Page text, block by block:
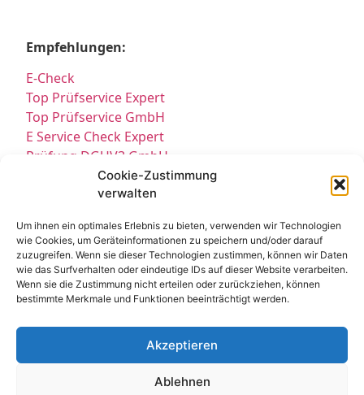
Cookie-Zustimmung
verwalten
Um ihnen ein optimales Erlebnis zu bieten, verwenden wir Technologien
wie Cookies, um Geräteinformationen zu speichern und/oder darauf
zuzugreifen. Wenn sie dieser Technologien zustimmen, können wir Daten
wie das Surfverhalten oder eindeutige IDs auf dieser Website verarbeiten.
Wenn sie die Zustimmung nicht erteilen oder zurückziehen, können
bestimmte Merkmale und Funktionen beeinträchtigt werden.
Akzeptieren
Ablehnen
Empfehlungen:
E-Check
Top Prüfservice Expert
Top Prüfservice GmbH
E Service Check Expert
Prüfung DGUV3 GmbH
Sicherheitsprüfungen Partners
Sicherheitsprüfungen Expert
Prüfung elektrischer Anlagen
Kontakt Impressum